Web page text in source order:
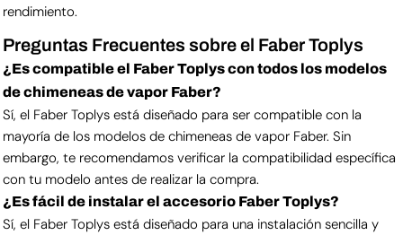
rendimiento.
Preguntas Frecuentes sobre el Faber Toplys
¿Es compatible el Faber Toplys con todos los modelos
de chimeneas de vapor Faber?
Sí, el Faber Toplys está diseñado para ser compatible con la
mayoría de los modelos de chimeneas de vapor Faber. Sin
embargo, te recomendamos verificar la compatibilidad específica
con tu modelo antes de realizar la compra.
¿Es fácil de instalar el accesorio Faber Toplys?
Sí, el Faber Toplys está diseñado para una instalación sencilla y